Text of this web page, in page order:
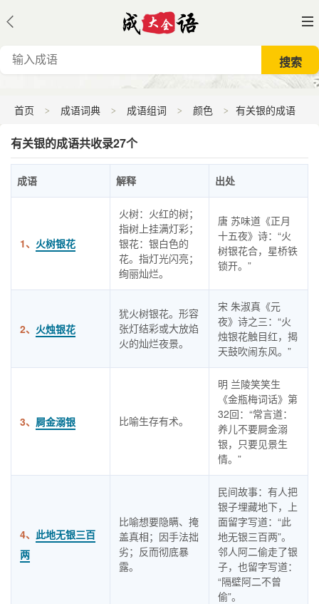
首页 成语词典 成语组词 颜色 有关银的成语
有关银的成语共收录27个
成语 解释 出处
1、 火树银花
火树：火红的树；
指树上挂满灯彩；
银花：银白色的
花。指灯光闪亮；
绚丽灿烂。
唐 苏味道《正月
十五夜》诗：“火
树银花合，星桥铁
锁开。”
2、 火烛银花
犹火树银花。形容
张灯结彩或大放焰
火的灿烂夜景。
宋 朱淑真《元
夜》诗之三：“火
烛银花触目红，揭
天鼓吹闹东风。”
3、 屙金溺银 比喻生存有术。
明 兰陵笑笑生
《金瓶梅词话》第
32回：“常言道：
养儿不要屙金溺
银，只要见景生
情。”
4、 此地无银三百
两
比喻想要隐瞒、掩
盖真相；因手法拙
劣；反而彻底暴
露。
民间故事：有人把
银子埋藏地下，上
面留字写道：“此
地无银三百两”。
邻人阿二偷走了银
子，也留字写道：
“隔壁阿二不曾
偷”。